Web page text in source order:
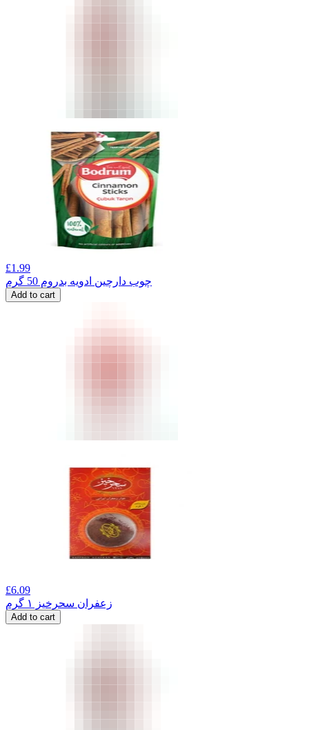
£1.99
چوب دارچین ادویه بدروم 50 گرم
Add to cart
£6.09
زعفران سحرخیز ۱ گرم
Add to cart